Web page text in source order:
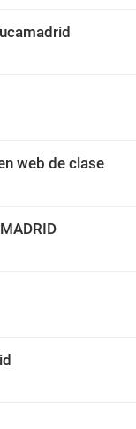
web de clase